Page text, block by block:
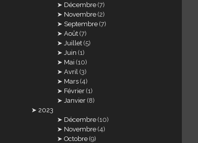
Décembre (7)
Novembre (2)
Septembre (7)
Août (7)
Juillet (5)
Juin (1)
Mai (10)
Avril (3)
Mars (4)
Février (1)
Janvier (8)
2023
Décembre (10)
Novembre (4)
Octobre (9)